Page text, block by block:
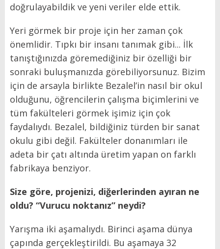
doğrulayabildik ve yeni veriler elde ettik.
Yeri görmek bir proje için her zaman çok
önemlidir. Tıpkı bir insanı tanımak gibi... İlk
tanıştığınızda göremediğiniz bir özelliği bir
sonraki buluşmanızda görebiliyorsunuz. Bizim
için de arsayla birlikte Bezalel’in nasıl bir okul
olduğunu, öğrencilerin çalışma biçimlerini ve
tüm fakülteleri görmek işimiz için çok
faydalıydı. Bezalel, bildiğiniz türden bir sanat
okulu gibi değil. Fakülteler donanımları ile
adeta bir çatı altında üretim yapan on farklı
fabrikaya benziyor.
Size göre, projenizi, diğerlerinden ayıran ne
oldu? “Vurucu noktanız” neydi?
Yarışma iki aşamalıydı. Birinci aşama dünya
çapında gerçekleştirildi. Bu aşamaya 32